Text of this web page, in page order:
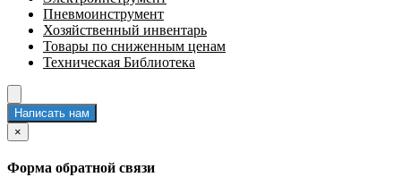
Пневмоинструмент
Хозяйственный инвентарь
Товары по сниженным ценам
Техническая Библиотека
Написать нам
×
Форма обратной связи